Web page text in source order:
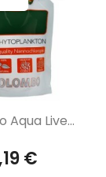
rapide
Aqua Live...
€